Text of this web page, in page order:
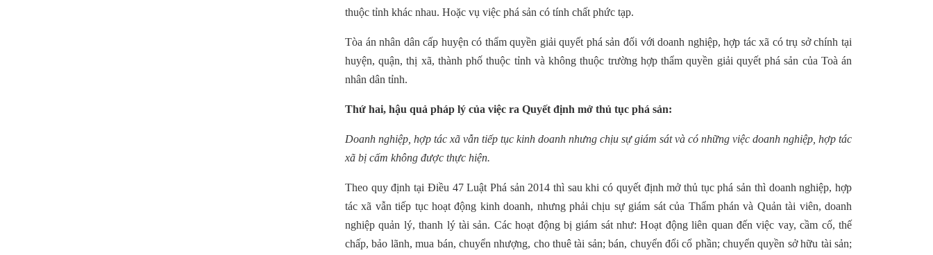
thuộc tỉnh khác nhau. Hoặc vụ việc phá sản có tính chất phức tạp.
Tòa án nhân dân cấp huyện có thẩm quyền giải quyết phá sản đối với doanh nghiệp, hợp tác xã có trụ sở chính tại
huyện, quận, thị xã, thành phố thuộc tỉnh và không thuộc trường hợp thẩm quyền giải quyết phá sản của Toà án
nhân dân tỉnh.
Thứ hai, hậu quả pháp lý của việc ra Quyết định mở thủ tục phá sản:
Doanh nghiệp, hợp tác xã vẫn tiếp tục kinh doanh nhưng chịu sự giám sát và có những việc doanh nghiệp, hợp tác
xã bị cấm không được thực hiện.
Theo quy định tại Điều 47 Luật Phá sản 2014 thì sau khi có quyết định mở thủ tục phá sản thì doanh nghiệp, hợp
tác xã vẫn tiếp tục hoạt động kinh doanh, nhưng phải chịu sự giám sát của Thẩm phán và Quản tài viên, doanh
nghiệp quản lý, thanh lý tài sản. Các hoạt động bị giám sát như: Hoạt động liên quan đến việc vay, cầm cố, thế
chấp, bảo lãnh, mua bán, chuyển nhượng, cho thuê tài sản; bán, chuyển đổi cổ phần; chuyển quyền sở hữu tài sản;